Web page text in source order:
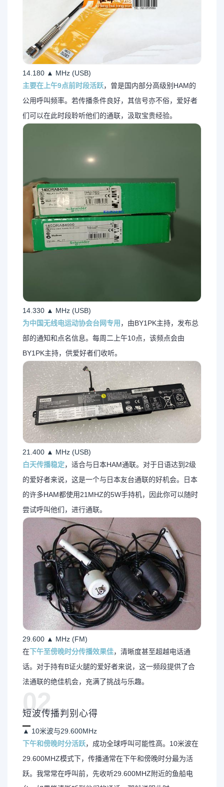
14.180 ▲ MHz (USB)
主要在上午9点前时段活跃，曾是国内部分高级别HAM的
公用呼叫频率。若传播条件良好，其信号亦不俗，爱好者
们可以在此时段聆听他们的通联，汲取宝贵经验。
14.330 ▲ MHz (USB)
为中国无线电运动协会台网专用 ，由BY1PK主持，发布总
部的通知和点名信息。每周二上午10点，该频点会由
BY1PK主持，供爱好者们收听。
21.400 ▲ MHz (USB)
白天传播稳定，适合与日本HAM通联。对于日语达到2级
的爱好者来说，这是一个与日本友台通联的好机会。日本
的许多HAM都使用21MHZ的5W手持机，因此你可以随时
尝试呼叫他们，进行通联。
29.600 ▲ MHz (FM)
在下午至傍晚时分传播效果佳，清晰度甚至超越电话通
话。对于持有B证火腿的爱好者来说，这一频段提供了合
法通联的绝佳机会，充满了挑战与乐趣。
02
短波传播判别心得
▲ 10米波与29.600MHz
下午和傍晚时分活跃，成功全球呼叫可能性高。10米波在
29.600MHZ模式下，传播通常在下午和傍晚时分最为活
跃。我常常在呼叫前，先收听29.600MHZ附近的鱼船电